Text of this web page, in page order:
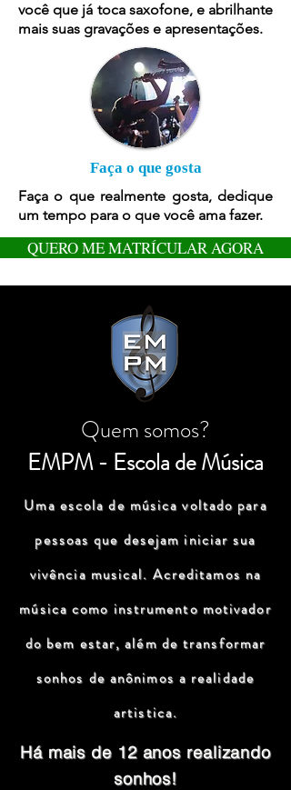
você que já toca saxofone, e abrilhante
mais suas gravações e apresentações.
Faça o que gosta
Faça o que realmente gosta, dedique
um tempo para o que você ama fazer.
QUERO ME MATRÍCULAR AGORA
Quem somos?
EMPM - Escola de Música
Uma escola de música voltado para
pessoas que desejam iniciar sua
vivência musical. Acreditamos na
música como instrumento motivador
do bem estar, além de transformar
sonhos de anônimos a realidade
artistica.
Há mais de 12 anos realizando
sonhos!